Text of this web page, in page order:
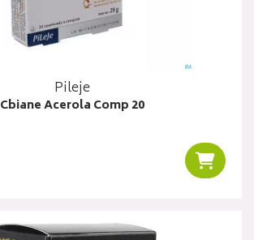
Pileje
Cbiane Acerola Comp 20